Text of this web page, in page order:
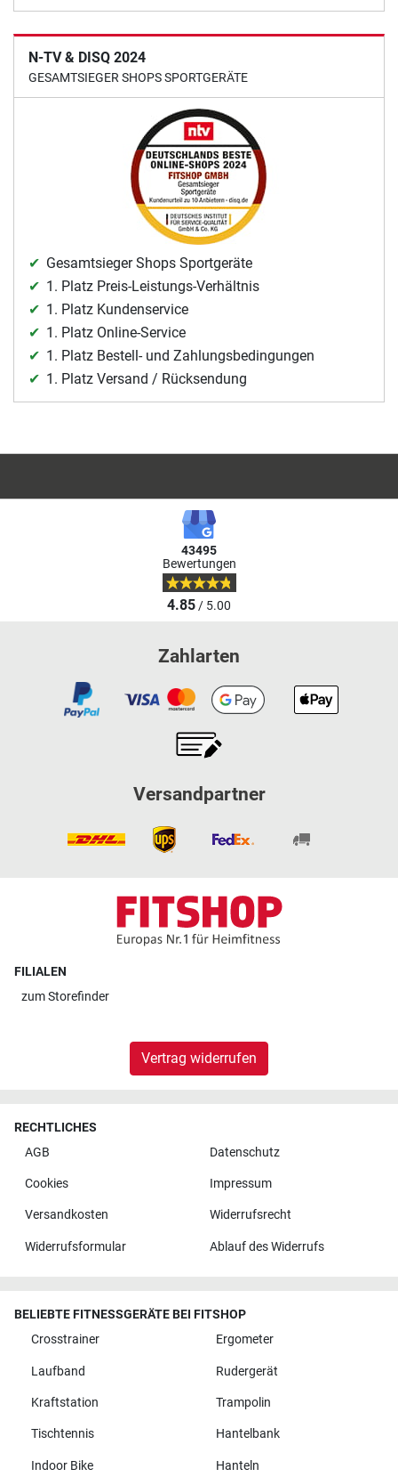
N-TV & DISQ 2024
GESAMTSIEGER SHOPS SPORTGERÄTE
Gesamtsieger Shops Sportgeräte
1. Platz Preis-Leistungs-Verhältnis
1. Platz Kundenservice
1. Platz Online-Service
1. Platz Bestell- und Zahlungsbedingungen
1. Platz Versand / Rücksendung
43495
Bewertungen
4.85/ 5.00
Zahlarten
Versandpartner
FILIALEN
zumStorefinder
Vertrag widerrufen
RECHTLICHES
AGB
Datenschutz
Cookies Impressum
Versandkosten Widerrufsrecht
Widerrufsformular Ablauf des Widerrufs
BELIEBTE FITNESSGERÄTE BEI FITSHOP
Crosstrainer
Ergometer
Laufband Rudergerät
Kraftstation Trampolin
Tischtennis Hantelbank
Indoor Bike Hanteln